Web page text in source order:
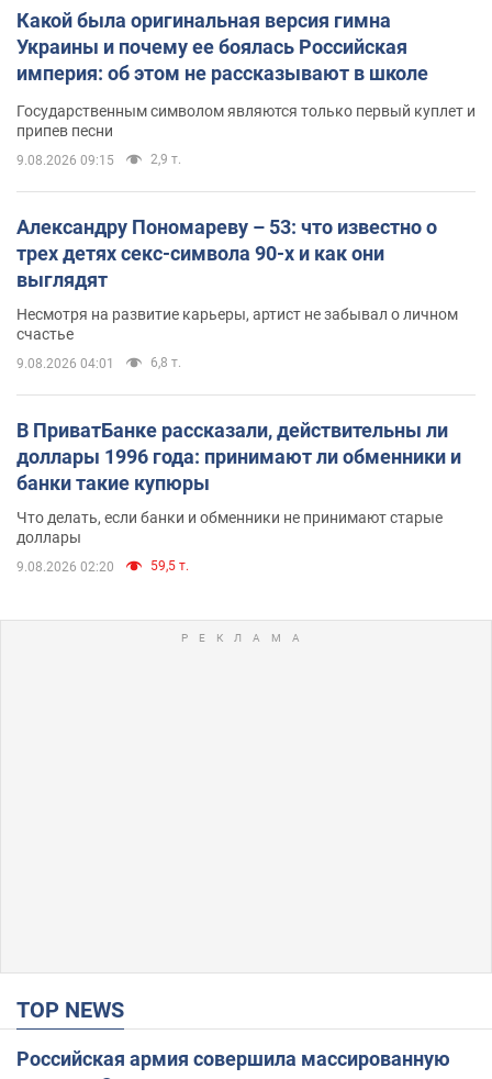
Какой была оригинальная версия гимна
Украины и почему ее боялась Российская
империя: об этом не рассказывают в школе
Государственным символом являются только первый куплет и
припев песни
9.08.2026 09:15 2,9 т.
Александру Пономареву – 53: что известно о
трех детях секс-символа 90-х и как они
выглядят
Несмотря на развитие карьеры, артист не забывал о личном
счастье
9.08.2026 04:01 6,8 т.
В ПриватБанке рассказали, действительны ли
доллары 1996 года: принимают ли обменники и
банки такие купюры
Что делать, если банки и обменники не принимают старые
доллары
9.08.2026 02:20 59,5 т.
TOP NEWS
Российская армия совершила массированную